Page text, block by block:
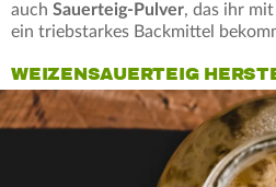
auch Sauerteig-Pulver, das ihr
ein triebstarkes Backmittel
WEIZENSAUERTEIG